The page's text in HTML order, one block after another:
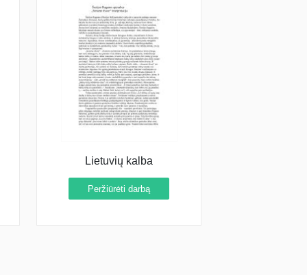
Lietuvių kalba
Peržiūrėti darbą